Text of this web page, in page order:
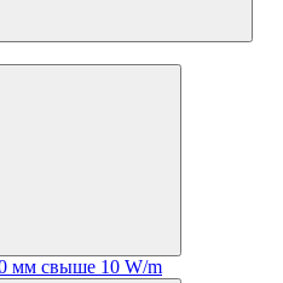
мм свыше 10 W/m